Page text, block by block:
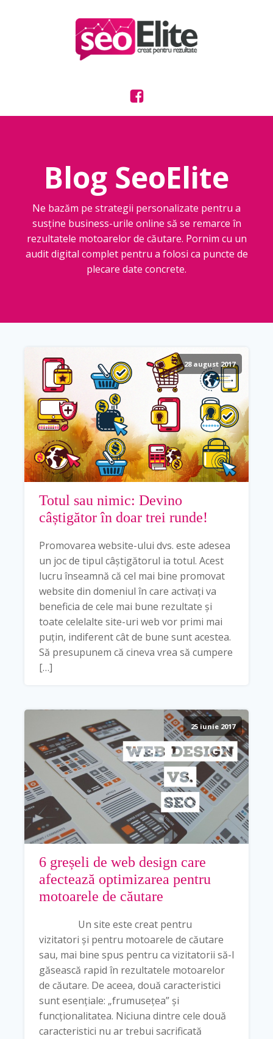
Blog SeoElite
Ne bazăm pe strategii personalizate pentru a
susține business-urile online să se remarce în
rezultatele motoarelor de căutare. Pornim cu un
audit digital complet pentru a folosi ca puncte de
plecare date concrete.
28 august 2017
Totul sau nimic: Devino
câștigător în doar trei runde!
Promovarea website-ului dvs. este adesea
un joc de tipul câștigătorul ia totul. Acest
lucru înseamnă că cel mai bine promovat
website din domeniul în care activați va
beneficia de cele mai bune rezultate și
toate celelalte site-uri web vor primi mai
puțin, indiferent cât de bune sunt acestea.
Să presupunem că cineva vrea să cumpere
[…]
25 iunie 2017
6 greșeli de web design care
afectează optimizarea pentru
motoarele de căutare
Un site este creat pentru
vizitatori și pentru motoarele de căutare
sau, mai bine spus pentru ca vizitatorii să-l
găsească rapid în rezultatele motoarelor
de căutare. De aceea, două caracteristici
sunt esențiale: „frumusețea” și
funcționalitatea. Niciuna dintre cele două
caracteristici nu ar trebui sacrificată